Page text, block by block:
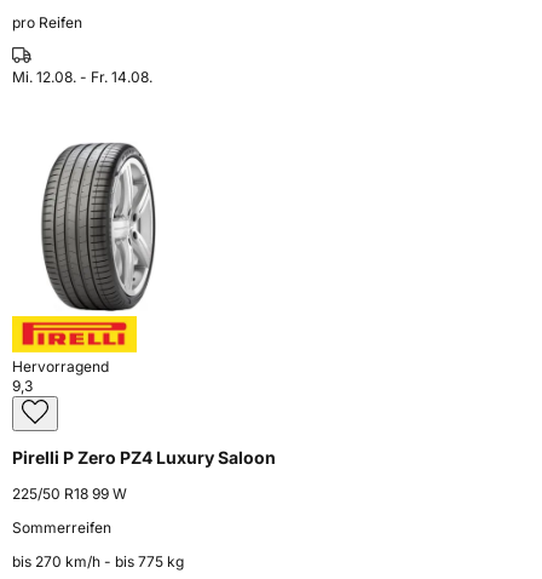
pro Reifen
Mi. 12.08. - Fr. 14.08.
Hervorragend
9,3
Pirelli P Zero PZ4 Luxury Saloon
225/50 R18 99 W
Sommerreifen
bis 270 km⁠/⁠h - bis 775 kg